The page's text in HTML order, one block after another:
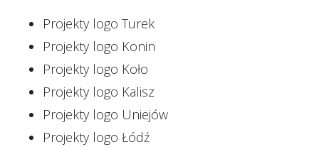
Projekty logo Turek
Projekty logo Konin
Projekty logo Koło
Projekty logo Kalisz
Projekty logo Uniejów
Projekty logo Łódź